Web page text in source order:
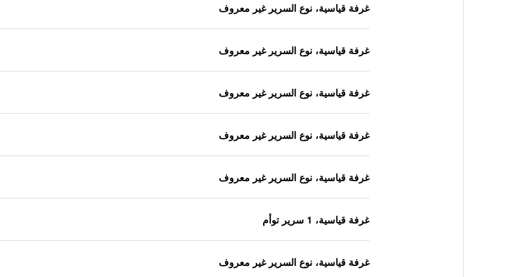
غرفة قياسية، نوع السرير غير معروف
غرفة قياسية، نوع السرير غير معروف
غرفة قياسية، نوع السرير غير معروف
غرفة قياسية، نوع السرير غير معروف
غرفة قياسية، نوع السرير غير معروف
غرفة قياسية، 1 سرير توأم
غرفة قياسية، نوع السرير غير معروف